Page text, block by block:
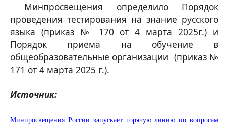
Минпросвещения определило Порядок
проведения тестирования на знание русского
языка (приказ № 170 от 4 марта 2025г.) и
Порядок приема на обучение в
общеобразовательные организации (приказ №
171 от 4 марта 2025 г.).
Источник:
Минпросвещения России запускает горячую линию по вопросам